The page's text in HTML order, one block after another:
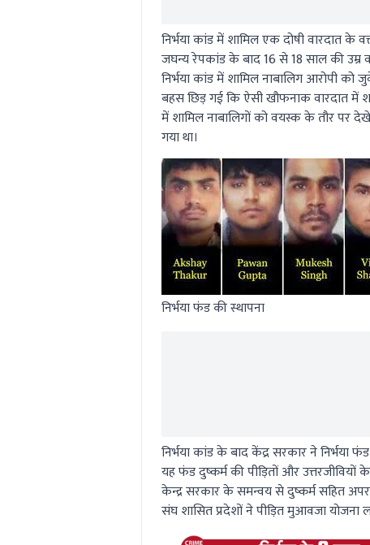
निर्भया कांड में शामिल एक दोषी वारदात
जघन्य रेपकांड के बाद 16 से 18 साल की उम्र
निर्भया कांड में शामिल नाबालिग आरोपी
बहस छिड़ गई कि ऐसी खौफनाक वारदात में
में शामिल नाबालिगों को वयस्क के तौर पर
गया था।
निर्भया फंड की स्थापना
निर्भया कांड के बाद केंद्र सरकार ने निर्भया
यह फंड दुष्कर्म की पीड़ितों और उत्तरजीवियों
केन्द्र सरकार के समन्वय से दुष्कर्म सहित
संघ शासित प्रदेशों ने पीड़ित मुआवजा योजना